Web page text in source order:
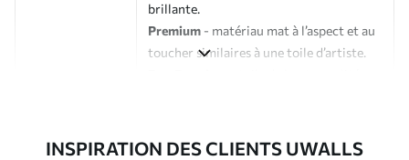
brillante.
Premium - matériau mat à l’aspect et au
toucher similaires à une toile d’artiste.
INSPIRATION DES CLIENTS UWALLS